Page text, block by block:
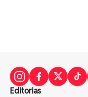
Editorias